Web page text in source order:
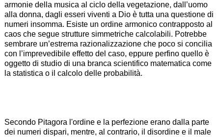
armonie della musica al ciclo della vegetazione, dall’uomo
alla donna, dagli esseri viventi a Dio è tutta una questione di
numeri insomma. Esiste un ordine armonico contrapposto al
caos che segue strutture simmetriche calcolabili. Potrebbe
sembrare un’estrema razionalizzazione che poco si concilia
con l’imprevedibile effetto del caso, eppure perfino quello è
oggetto di studio di una branca scientifico matematica come
la statistica o il calcolo delle probabilità.
Secondo Pitagora l'ordine e la perfezione erano dalla parte
dei numeri dispari, mentre, al contrario, il disordine e il male